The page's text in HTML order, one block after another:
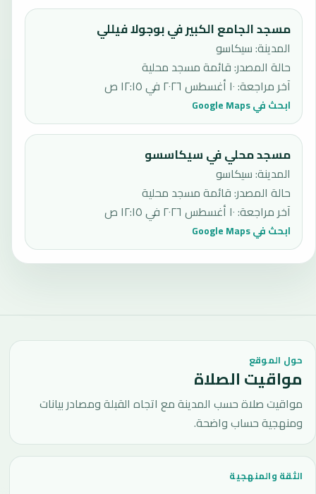
مسجد الجامع الكبير في بوجولا فيللي
المدينة: سيكاسو
حالة المصدر:قائمة مسجد محلية
آخر مراجعة:١٠ أغسطس ٢٠٢٦ في ١٢:١٥ ص
ابحث في Google Maps
مسجد محلي في سيكاسسو
المدينة: سيكاسو
حالة المصدر:قائمة مسجد محلية
آخر مراجعة:١٠ أغسطس ٢٠٢٦ في ١٢:١٥ ص
ابحث في Google Maps
حول الموقع
مواقيت الصلاة
مواقيت صلاة حسب المدينة مع اتجاه القبلة ومصادر بيانات
ومنهجية حساب واضحة.
الثقة والمنهجية